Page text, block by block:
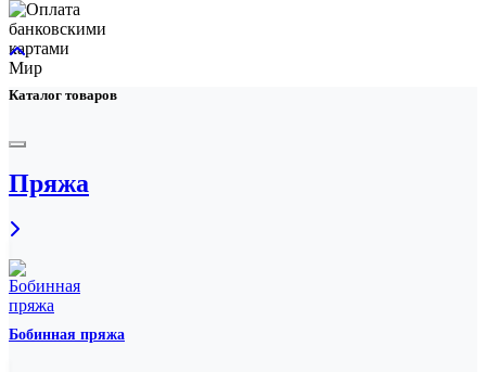
Каталог товаров
Пряжа
Бобинная пряжа